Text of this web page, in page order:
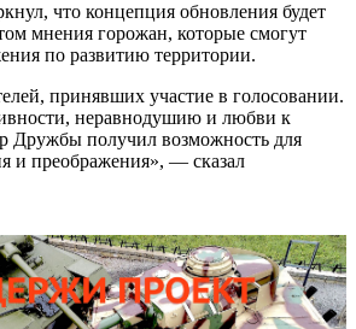
что концепция обновления будет
мнения горожан, которые смогут
по развитию территории.
принявших участие в голосовании.
неравнодушию и любви к
Дружбы получил возможность для
и преображения», — сказал